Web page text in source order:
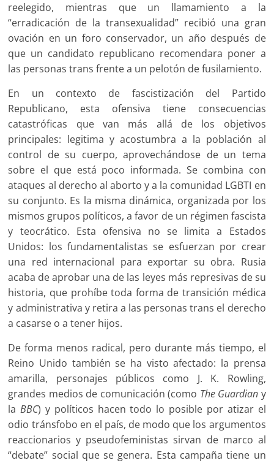
reelegido, mientras que un llamamiento a la
“erradicación de la transexualidad” recibió una gran
ovación en un foro conservador, un año después de
que un candidato republicano recomendara poner a
las personas trans frente a un pelotón de fusilamiento.
En un contexto de fascistización del Partido
Republicano, esta ofensiva tiene consecuencias
catastróficas que van más allá de los objetivos
principales: legitima y acostumbra a la población al
control de su cuerpo, aprovechándose de un tema
sobre el que está poco informada. Se combina con
ataques al derecho al aborto y a la comunidad LGBTI en
su conjunto. Es la misma dinámica, organizada por los
mismos grupos políticos, a favor de un régimen fascista
y teocrático. Esta ofensiva no se limita a Estados
Unidos: los fundamentalistas se esfuerzan por crear
una red internacional para exportar su obra. Rusia
acaba de aprobar una de las leyes más represivas de su
historia, que prohíbe toda forma de transición médica
y administrativa y retira a las personas trans el derecho
a casarse o a tener hijos.
De forma menos radical, pero durante más tiempo, el
Reino Unido también se ha visto afectado: la prensa
amarilla, personajes públicos como J. K. Rowling,
grandes medios de comunicación (como The Guardian y
laBBC) y políticos hacen todo lo posible por atizar el
odio tránsfobo en el país, de modo que los argumentos
reaccionarios y pseudofeministas sirvan de marco al
“debate” social que se genera. Esta campaña tiene un